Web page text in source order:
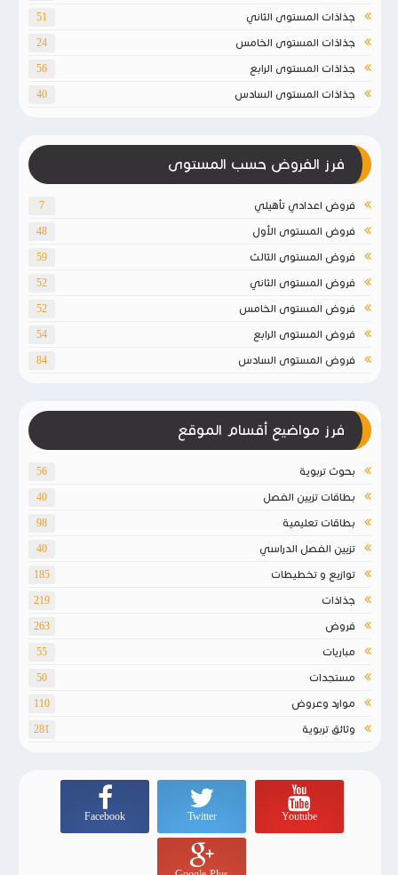
جذاذات المستوى الثاني 51
جذاذات المستوى الخامس 24
جذاذات المستوى الرابع 56
جذاذات المستوى السادس 40
فرز الفروض حسب المستوى
فروض اعدادي تأهيلي 7
فروض المستوى الأول 48
فروض المستوى الثالث 59
فروض المستوى الثاني 52
فروض المستوى الخامس 52
فروض المستوى الرابع 54
فروض المستوى السادس 84
فرز مواضيع أقسام الموقع
بحوث تربوية 56
بطاقات تزيين الفصل 40
بطاقات تعليمية 98
تزيين الفصل الدراسي 40
توازيع و تخطيطات 185
جذاذات 219
فروض 263
مباريات 55
مستجدات 50
موارد وعروض 110
وثائق تربوية 281
Youtube
Twitter
Facebook